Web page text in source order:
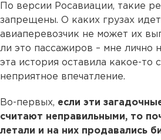
По версии Росавиации, такие
запрещены. О каких грузах
авиаперевозчик не может их
ли это пассажиров – мне лично
эта история оставила какое-то
неприятное впечатление.
Во-первых, если эти
считают неправильными, то
летали и на них продавались